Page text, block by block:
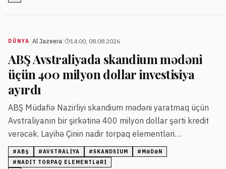
DÜNYA Al Jazeera 14:00, 08.08.2026
ABŞ Avstraliyada skandium mədəni
üçün 400 milyon dollar investisiya
ayırdı
ABŞ Müdafiə Nazirliyi skandium mədəni yaratmaq üçün
Avstraliyanın bir şirkətinə 400 milyon dollar şərti kredit
verəcək. Layihə Çinin nadir torpaq elementləri
bazarındakı üstünlüyünə qarşı Qərbin təchizatını təmin
etmək üçün nəzərdə tutulur.
#ABŞ #AVSTRALIYA #SKANDSIUM # MƏDƏN
# NADIT TORPAQ ELEMENTLƏRI